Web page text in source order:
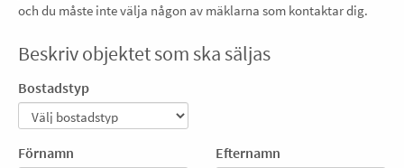
och du måste inte välja någon av mäklarna som kontaktar dig.
Beskriv objektet som ska säljas
Bostadstyp
Förnamn Efternamn